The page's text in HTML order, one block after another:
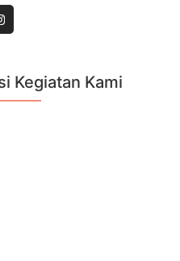
Kegiatan Kami